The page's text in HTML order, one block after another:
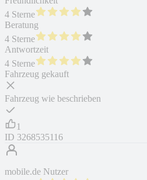
4 Sterne
Beratung
4 Sterne
Antwortzeit
4 Sterne
Fahrzeug gekauft
Fahrzeug wie beschrieben
1
ID 3268535116
mobile.de Nutzer